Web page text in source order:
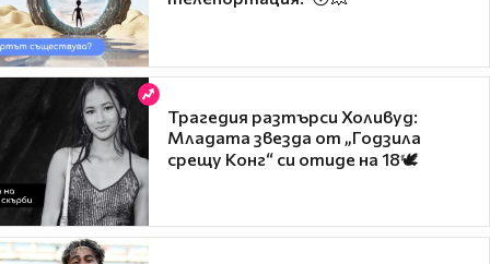
Трагедия разтърси Холивуд:
Младата звезда от „Годзила
срещу Конг“ си отиде на 18🕊️